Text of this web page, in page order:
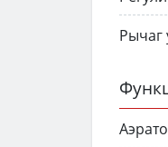
Рычаг